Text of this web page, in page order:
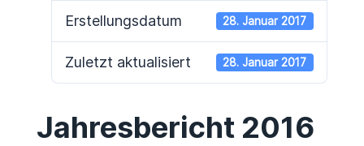
Erstellungsdatum 28. Januar 2017
Zuletzt aktualisiert 28. Januar 2017
Jahresbericht 2016